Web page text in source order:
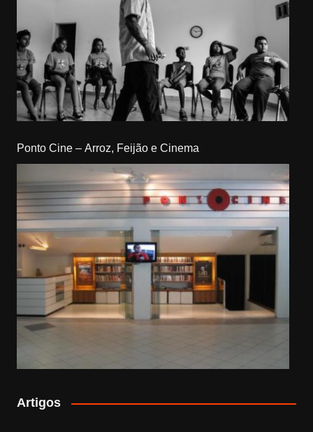
Ponto Cine – Arroz, Feijão e Cinema
Artigos